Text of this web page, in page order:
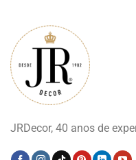
JRDecor, 40 anos de